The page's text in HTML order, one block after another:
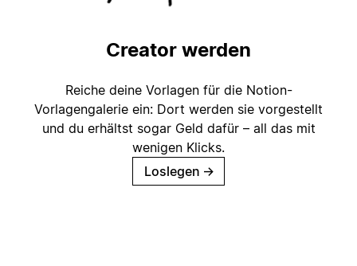
Creator werden
Reiche deine Vorlagen für die Notion-
Vorlagengalerie ein: Dort werden sie vorgestellt
und du erhältst sogar Geld dafür – all das mit
wenigen Klicks.
Loslegen →